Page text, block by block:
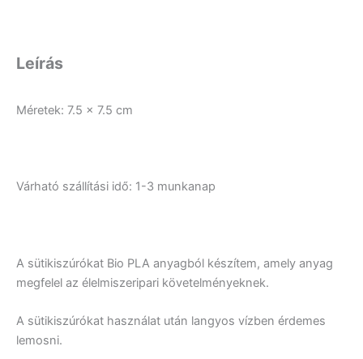
Leírás
Méretek: 7.5 x 7.5 cm
Várható szállítási idő: 1-3 munkanap
A sütikiszúrókat Bio PLA anyagból készítem, amely anyag
megfelel az élelmiszeripari követelményeknek.
A sütikiszúrókat használat után langyos vízben érdemes
lemosni.